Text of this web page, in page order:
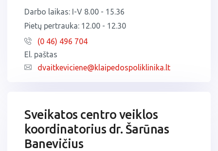
Darbo laikas: I-V 8.00 - 15.36
Pietų pertrauka: 12.00 - 12.30
(0 46) 496 704
El. paštas
dvaitkeviciene@klaipedospoliklinika.lt
Sveikatos centro veiklos
koordinatorius dr. Šarūnas
Banevičius